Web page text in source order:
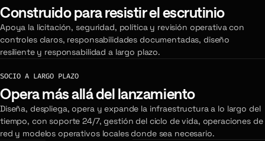
Construido para resistir el escrutinio
Apoya la licitación, seguridad, política y revisión operativa con
controles claros, responsabilidades documentadas, diseño
resiliente y responsabilidad a largo plazo.
SOCIO A LARGO PLAZO
Opera más allá del lanzamiento
Diseña, despliega, opera y expande la infraestructura a lo largo del
tiempo, con soporte 24/7, gestión del ciclo de vida, operaciones de
red y modelos operativos locales donde sea necesario.